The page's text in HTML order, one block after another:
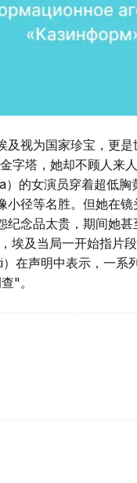
视为国家珍宝，更
字塔，她却不顾人来
的女演员穿着超低
小径等名胜。但她在
念品太贵，期间她
埃及当局一开始指片
在声明中表示，一系
"。